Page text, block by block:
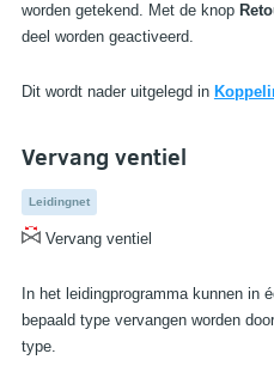
worden getekend. Met de knop
deel worden geactiveerd.
Dit wordt nader uitgelegd in
Vervang ventiel
Leidingnet
Vervang ventiel
In het leidingprogramma kunnen in
bepaald type vervangen worden
type.